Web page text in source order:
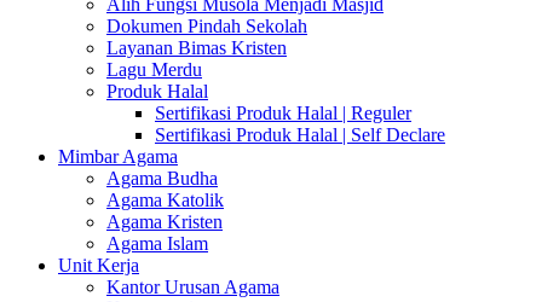
Alih Fungsi Musola Menjadi Masjid
Dokumen Pindah Sekolah
Layanan Bimas Kristen
Lagu Merdu
Produk Halal
Sertifikasi Produk Halal | Reguler
Sertifikasi Produk Halal | Self Declare
Mimbar Agama
Agama Budha
Agama Katolik
Agama Kristen
Agama Islam
Unit Kerja
Kantor Urusan Agama